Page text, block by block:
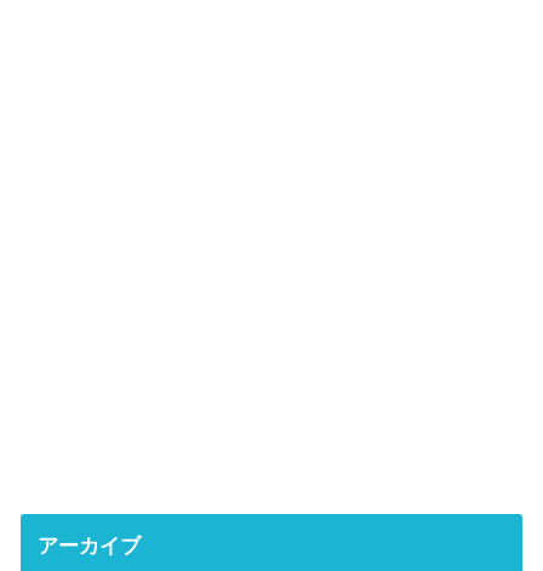
アーカイブ